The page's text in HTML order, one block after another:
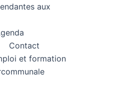
aux
Contact
et formation